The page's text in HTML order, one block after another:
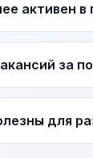
активен
за
для